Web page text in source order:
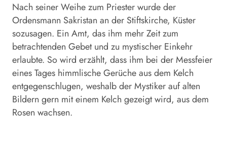
Nach seiner Weihe zum Priester wurde der
Ordensmann Sakristan an der Stiftskirche, Küster
sozusagen. Ein Amt, das ihm mehr Zeit zum
betrachtenden Gebet und zu mystischer Einkehr
erlaubte. So wird erzählt, dass ihm bei der Messfeier
eines Tages himmlische Gerüche aus dem Kelch
entgegenschlugen, weshalb der Mystiker auf alten
Bildern gern mit einem Kelch gezeigt wird, aus dem
Rosen wachsen.